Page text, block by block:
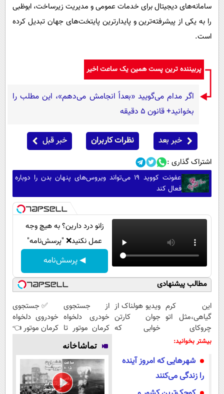
سامانه‌های دیجیتال برای خدمات عمومی و مدیریت زیرساخت، ابوظبی
را به یکی از پیشرفته‌ترین و پایدارترین پایتخت‌های جهان تبدیل کرده
است.
پربیننده ترین پست همین یک ساعت اخیر
اگر مدام می‌گویید «بعداً انجامش می‌دهم»، این مطلب را
بخوانید+ قانون ۵ دقیقه
خبر بعد نظرات کاربران خبر قبل
اشتراک گذاری :
عفونت کووید ۱۹ می‌تواند ویروس‌های پنهان بدن را دوباره
فعال کند
زانو درد دارین؟ به هیچ وجه
عمل نکنید❌ "پرسش‌نامه"
◀ پرسش‌نامه
مطالب پیشنهادی
این کرم
گیاهی،مثل اتو
چروکای
پوستتوصاف
ویدیو هولناک از
جوان کارتن
خوابی که
از جستجوی
خودری دلخواه
کرمان موتور تا
فروش آن،
ساده، بی
واسطه و
مستقیم
✅ جستجوی
خودروی دلخواه
کرمان موتور 👈
مستقیم
بیشتر بخوانید:
شهرهایی که امروز آینده
را زندگی می‌کنند
تماشاخانه